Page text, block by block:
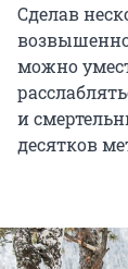
Сделав
можно
и
десятков